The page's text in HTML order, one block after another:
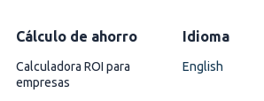
Cálculo de ahorro
Calculadora ROI para
empresas
Idioma
English